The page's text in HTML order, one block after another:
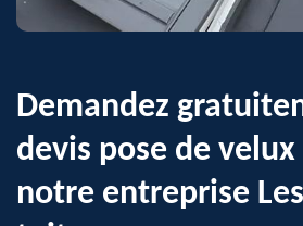
Demandez
devis pose de
notre entreprise